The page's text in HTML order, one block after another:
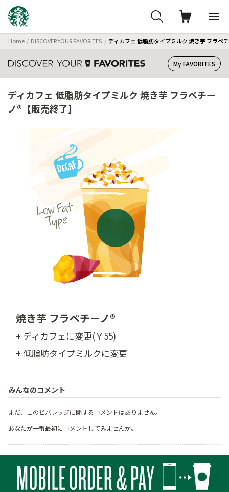
Home DISCOVER YOUR FAVORITES ディカフェ 低脂肪タイプミルク 焼き芋 フラペ
My FAVORITES
ディカフェ 低脂肪タイプミルク 焼き芋 フラペチー
ノ®【販売終了】
焼き芋 フラペチーノ®
+ ディカフェに変更(￥55)
+ 低脂肪タイプミルクに変更
みんなのコメント
まだ、このビバレッジに関するコメントはありません。
あなたが一番最初にコメントしてみませんか。